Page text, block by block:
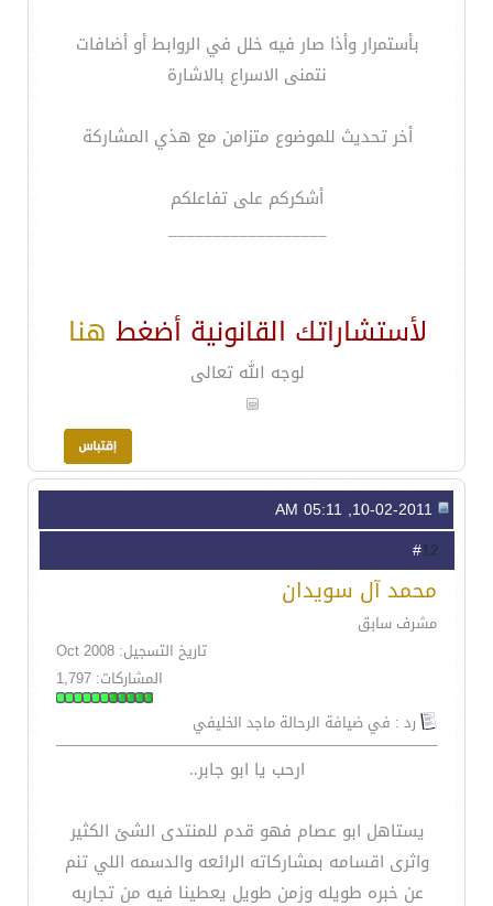
بأستمرار وأذا صار فيه خلل في الروابط أو أضافات
نتمنى الاسراع بالاشارة
أخر تحديث للموضوع متزامن مع هذي المشاركة
أشكركم على تفاعلكم
__________________
لأستشاراتك القانونية أضغط هنا
لوجه الله تعالى
12
محمد آل سويدان
مشرف سابق
تاريخ التسجيل: Oct 2008
المشاركات: 1,797
رد : في ضيافة الرحالة ماجد الخليفي
ارحب يا ابو جابر..
يستاهل ابو عصام فهو قدم للمنتدى الشئ الكثير
واثرى اقسامه بمشاركاته الرائعه والدسمه اللي تنم
عن خبره طويله وزمن طويل يعطينا فيه من تجاربه